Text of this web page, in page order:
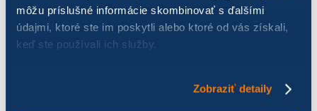
môžu príslušné informácie skombinovať s ďalšími
údajmi, ktoré ste im poskytli alebo ktoré od vás získali,
keď ste používali ich služby.
Zobraziť detaily